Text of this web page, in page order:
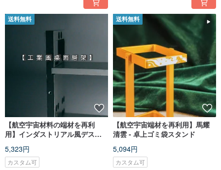
送料無料
【航空宇宙材料の端材を再利
用】インダストリアル風デスク
5,323円
カスタム可
送料無料
【航空宇宙端材を再利用】馬耀
清雲 - 卓上ゴミ袋スタンド
5,094円
カスタム可